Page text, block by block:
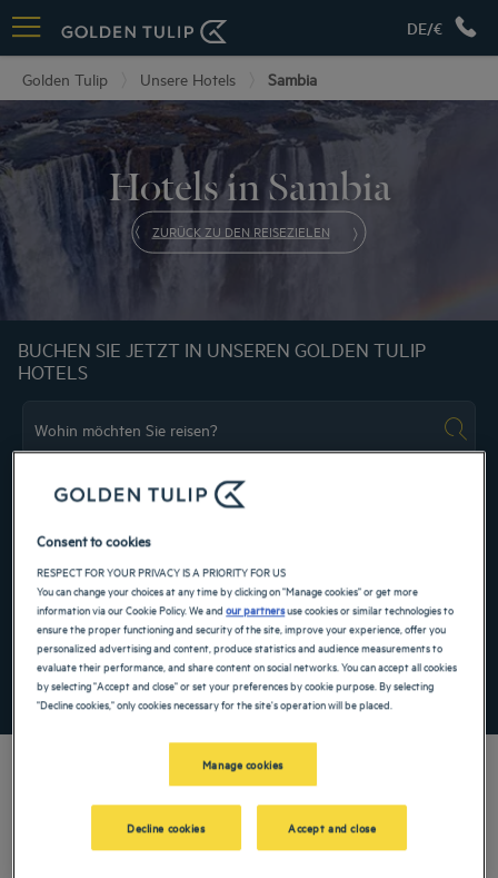
DE/€
Golden Tulip Unsere Hotels Sambia
Hotels in Sambia
ZURÜCK ZU DEN REISEZIELEN
BUCHEN SIE JETZT IN UNSEREN GOLDEN TULIP
HOTELS
Navigate forward to interact with the calendar and select a date. Press the
FINDEN SIE EIN HOTEL
Spezialcode hinzufügen
Entdecken Sie unsere 3-, 4- und 5-Sterne-Hotels in Sambia! Buchen Sie Ihr Zimmer
für einen Familienurlaub oder eine angenehme Geschäftsreise in unseren Hotels.
Consent to cookies
RESPECT FOR YOUR PRIVACY IS A PRIORITY FOR US
You can change your choices at any time by clicking on "Manage cookies" or get more
information via our Cookie Policy. We andour partnersuse cookies or similar technologies to
ensure the proper functioning and security of the site, improve your experience, offer you
personalized advertising and content, produce statistics and audience measurements to
evaluate their performance, and share content on social networks. You can accept all cookies
by selecting "Accept and close" or set your preferences by cookie purpose. By selecting
"Decline cookies," only cookies necessary for the site's operation will be placed.
Manage cookies
Decline cookies Accept and close